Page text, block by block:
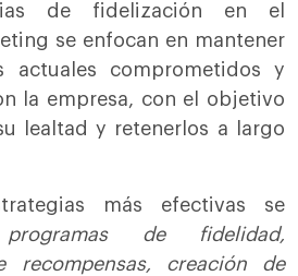
de fidelización en el
se enfocan en mantener
actuales comprometidos y
la empresa, con el objetivo
lealtad y retenerlos a largo
más efectivas se
de fidelidad,
recompensas, creación de